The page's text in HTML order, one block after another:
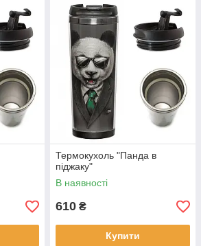
Термокухоль "Панда в
піджаку"
В наявності
610 ₴
Купити